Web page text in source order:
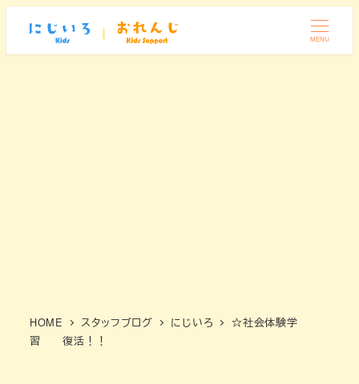
MENU
HOME スタッフブログ にじいろ
☆社会体験学
習 復活！！